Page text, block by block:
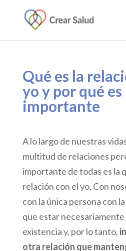
Qué es la
yo y por qué es
importante
A lo largo de nuestras
multitud de relaciones
importante de todas es la
relación con el yo. Con
con la única persona con
que estar
existencia y, por lo tanto,
otra relación que